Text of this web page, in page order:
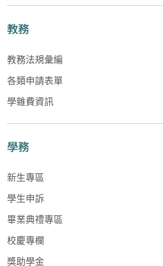
教務
教務法規彙編
各類申請表單
學雜費資訊
學務
新生專區
學生申訴
畢業典禮專區
校慶專欄
獎助學金